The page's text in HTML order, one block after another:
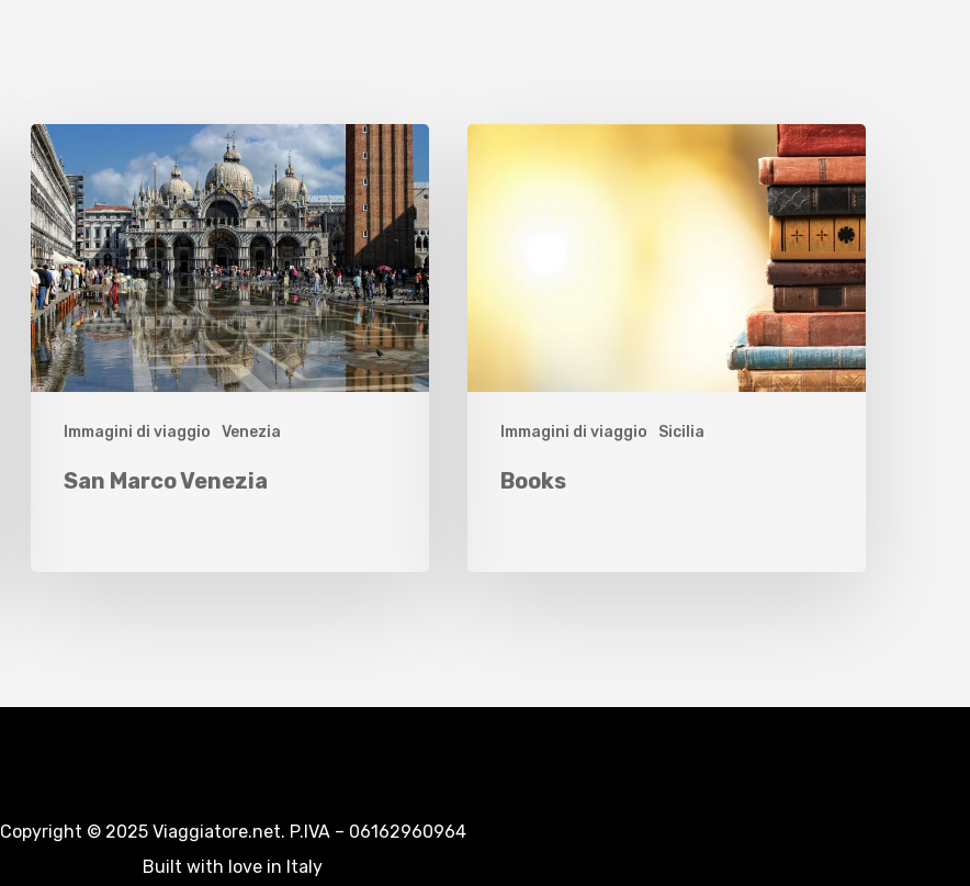
Immagini di viaggio Venezia
San Marco Venezia
Immagini di viaggio Sicilia
Books
Copyright © 2025 Viaggiatore.net. P.IVA – 06162960964
Built with love in Italy